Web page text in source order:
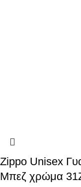
Zippo Unisex
Μπεζ χρώμα